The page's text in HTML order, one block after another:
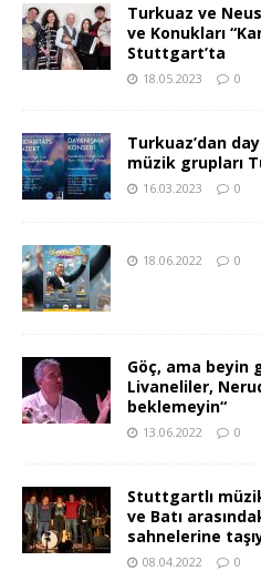
Turkuaz ve
ve Konukları
Stuttgart’ta
18.05.2023 0
Turkuaz’dan
müzik grupları
16.03.2023 0
18.06.2022 0
Göç, ama beyin
Livaneliler,
beklemeyin“
13.06.2022 0
Stuttgartlı
ve Batı
sahnelerine
08.04.2022 0